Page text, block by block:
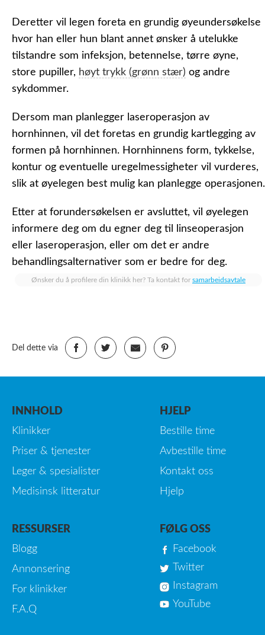
Deretter vil legen foreta en grundig øyeundersøkelse
hvor han eller hun blant annet ønsker å utelukke
tilstandre som infeksjon, betennelse, tørre øyne,
store pupiller, høyt trykk (grønn stær) og andre
sykdommer.
Dersom man planlegger laseroperasjon av
hornhinnen, vil det foretas en grundig kartlegging av
formen på hornhinnen. Hornhinnens form, tykkelse,
kontur og eventuelle uregelmessigheter vil vurderes,
slik at øyelegen best mulig kan planlegge operasjonen.
Etter at forundersøkelsen er avsluttet, vil øyelegen
informere deg om du egner deg til linseoperasjon
eller laseroperasjon, eller om det er andre
behandlingsalternativer som er bedre for deg.
Ønsker du å profilere din klinikk her? Ta kontakt for samarbeidsavtale
Del dette via
INNHOLD
Klinikker
Priser & tjenester
Leger & spesialister
Medisinsk litteratur
HJELP
Bestille time
Avbestille time
Kontakt oss
Hjelp
RESSURSER
Blogg
Annonsering
For klinikker
F.A.Q
FØLG OSS
Facebook
Twitter
Instagram
YouTube